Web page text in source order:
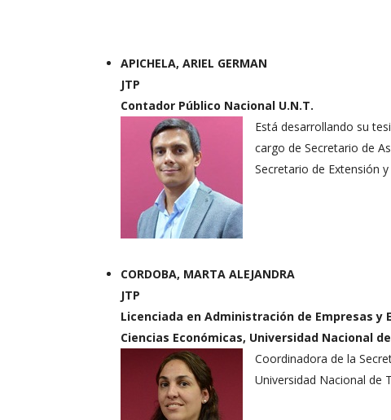
APICHELA, ARIEL GERMAN
JTP
Contador Público Nacional U.N.T.
Está desarrollando su
cargo de Secretario de
Secretario de Extensión
CORDOBA, MARTA ALEJANDRA
JTP
Licenciada en Administración de Empresas y
Ciencias Económicas, Universidad Nacional
Coordinadora de la
Universidad Nacional de